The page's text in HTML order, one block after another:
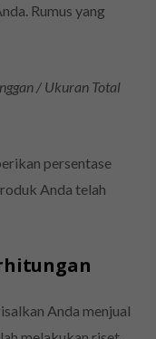
Rumus yang
/ Ukuran Total
persentase
Anda telah
Anda menjual